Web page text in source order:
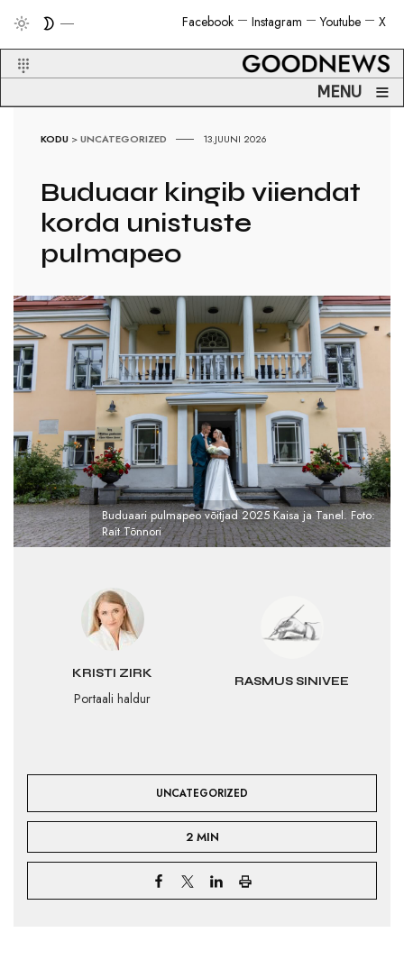
X
Youtube
Instagram
Facebook
MENU ≡
KODU >UNCATEGORIZED 13.JUUNI 2026
Buduaar kingib viiendat
korda unistuste
pulmapeo
KRISTI ZIRK
Portaali haldur
RASMUS SINIVEE
UNCATEGORIZED
2 MIN
Buduaari pulmapeo võitjad 2025 Kaisa ja Tanel. Foto:
Rait Tõnnori